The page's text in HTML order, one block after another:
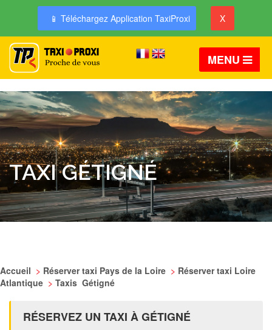
📱 Téléchargez Application TaxiProxi X
MENU
TAXI GÉTIGNÉ
Accueil > Réserver taxi Pays de la Loire > Réserver taxi Loire
Atlantique > Taxis Gétigné
RÉSERVEZ UN TAXI À GÉTIGNÉ